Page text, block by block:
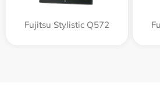
Fujitsu Stylistic Q572